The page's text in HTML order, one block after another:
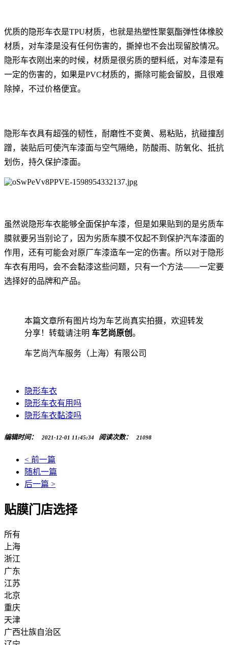
优质的隐形车衣是TPU材质，也就是热塑性聚氨酯弹性体橡胶
材质，对车漆是没有任何伤害的，撕掉也不会出现留胶情况。
隐形车衣刚出来的时候，材质是很劣质的塑料纸，对车漆是有
一定的伤害的，如果是PVC材质的，撕除可能会留胶，且很难
除掉，不过价格便宜。
隐形车衣具有超强的韧性，耐磨性不变黄、易粘贴，抗碰撞刮
蹭，装贴后可使汽车漆面与空气隔绝，防酸雨、防氧化、抵抗
划伤，持久保护漆面。
虽然说隐形车衣能够全面保护车漆，但是如果贴到的是劣质车
膜就要另当别论了，因为劣质车膜不仅起不到保护汽车漆面的
作用，还有可能会对原厂车漆造车一定的伤害。所以对于隐形
车衣有用吗，会不会黏漆这些问题，只有一个方法——一定要
选择好的品牌和产品。
本篇文章所有图片均为车艺尚真实拍摄，欢迎转发
分享！转载请注明 车艺尚原创 。
车艺尚汽车服务（上海）有限公司
隐形车衣
隐形车衣有用吗
隐形车衣黏漆吗
编辑时间： 2021-12-01 11:45:34 阅读次数： 21098
< 前一篇
随机一篇
后一篇 >
贴膜门店选择
所有
上海
浙江
广东
江苏
北京
重庆
天津
广西壮族自治区